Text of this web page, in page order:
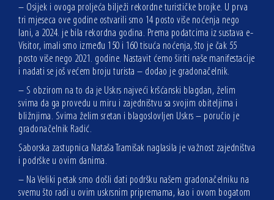
– Osijek i ovoga proljeća bilježi rekordne turističke brojke. U prva
tri mjeseca ove godine ostvarili smo 14 posto više noćenja nego
lani, a 2024. je bila rekordna godina. Prema podatcima iz sustava e-
Visitor, imali smo između 150 i 160 tisuća noćenja, što je čak 55
posto više nego 2021. godine. Nastavit ćemo širiti naše manifestacije
i nadati se još većem broju turista – dodao je gradonačelnik.
– S obzirom na to da je Uskrs najveći kršćanski blagdan, želim
svima da ga provedu u miru i zajedništvu sa svojim obiteljima i
bližnjima. Svima želim sretan i blagoslovljen Uskrs – poručio je
gradonačelnik Radić.
Saborska zastupnica Nataša Tramišak naglasila je važnost zajedništva
i podrške u ovim danima.
– Na Veliki petak smo došli dati podršku našem gradonačelniku na
svemu što radi u ovim uskrsnim pripremama, kao i ovom bogatom